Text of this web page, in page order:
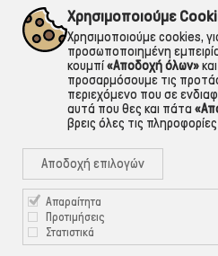
ΑΚΟΥΣΤΙΚΑ ''ΨΕΙΡΕΣ'' ST@R με 5
Κωδικός:
 ΣΤΟ
Χρησιμοποιούμε
Χρησιμοποιούμε cookies,
προσωποποιημένη
κουμπί«Αποδοχή όλων»
προσαρμόσουμε τις
περιεχόμενο που σε
αυτά που θες και πάτα
βρεις όλες τις
Αποδοχή επιλογών
Απαραίτητα
Προτιμήσεις
Στατιστικά